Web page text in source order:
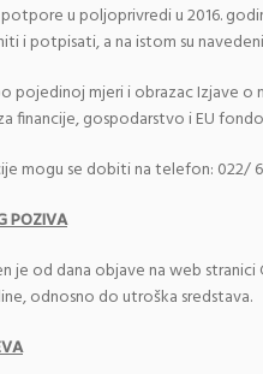
u poljoprivredi u 2016.
i potpisati, a na istom su
pojedinoj mjeri i obrazac Izjave
financije, gospodarstvo i EU
mogu se dobiti na telefon: 022/
POZIVA
je od dana objave na web stranici
odnosno do utroška sredstava.